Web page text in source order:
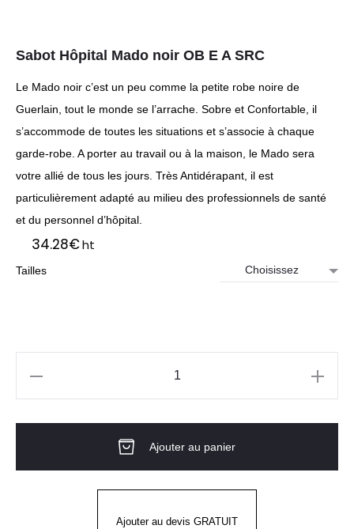
Sabot Hôpital Mado noir OB E A SRC
Le Mado noir c’est un peu comme la petite robe noire de
Guerlain, tout le monde se l’arrache. Sobre et Confortable, il
s’accommode de toutes les situations et s’associe à chaque
garde-robe. A porter au travail ou à la maison, le Mado sera
votre allié de tous les jours. Très Antidérapant, il est
particulièrement adapté au milieu des professionnels de santé
et du personnel d’hôpital.
34.28€ht
Tailles
Mado
Ajouter au panier
Ajouter au devis GRATUIT